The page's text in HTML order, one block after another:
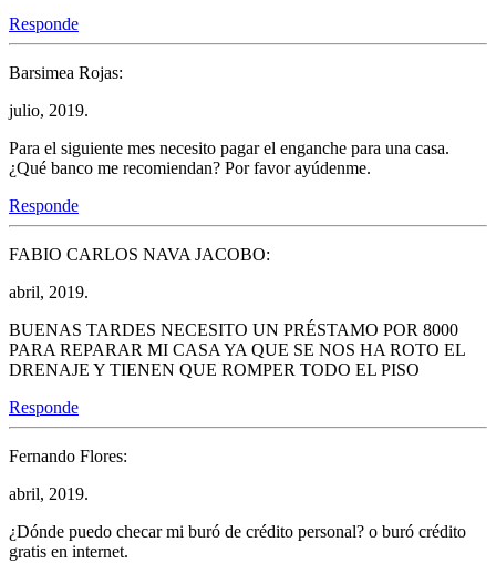
Responde
Barsimea Rojas:
julio, 2019.
Para el siguiente mes necesito pagar el enganche para una casa.
¿Qué banco me recomiendan? Por favor ayúdenme.
Responde
FABIO CARLOS NAVA JACOBO:
abril, 2019.
BUENAS TARDES NECESITO UN PRÉSTAMO POR 8000
PARA REPARAR MI CASA YA QUE SE NOS HA ROTO EL
DRENAJE Y TIENEN QUE ROMPER TODO EL PISO
Responde
Fernando Flores:
abril, 2019.
¿Dónde puedo checar mi buró de crédito personal? o buró crédito
gratis en internet.